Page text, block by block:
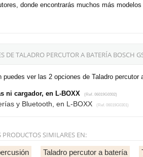
donde encontrarás muchos más
DE TALADRO PERCUTOR A BATERÍA BOSCH
puedes ver las 2 opciones de Taladro
ni cargador, en L-BOXX (Ref. 06019G0302)
y Bluetooth, en L-BOXX (Ref. 06019G0301)
PRODUCTOS SIMILARES EN:
Taladro percutor a batería